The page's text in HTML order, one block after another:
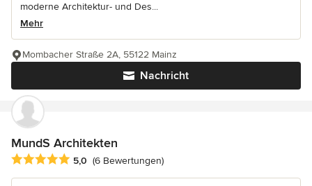
moderne Architektur- und Des...
Mehr
Nachricht
Mombacher Straße 2A, 55122 Mainz
MundS Architekten
Durchschnittliche Bewertung: 5 von 5 Sternen
5,0 (6 Bewertungen)